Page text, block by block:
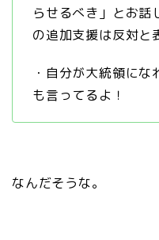
らせるべき」とお話
の追加支援は反対と
・自分が大統領に
も言ってるよ！
なんだそうな。